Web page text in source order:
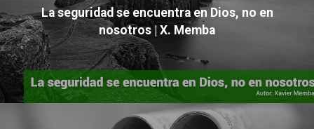
La seguridad se encuentra en Dios, no en
nosotros | X. Memba